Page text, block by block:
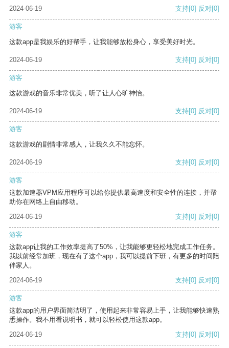
2024-06-19 支持[0] 反对[0]
游客
这款app是我娱乐的好帮手，让我能够放松身心，享受美好时光。
2024-06-19 支持[0] 反对[0]
游客
这款游戏的音乐非常优美，听了让人心旷神怡。
2024-06-19 支持[0] 反对[0]
游客
这款游戏的剧情非常感人，让我久久不能忘怀。
2024-06-19 支持[0] 反对[0]
游客
这款加速器VPM应用程序可以给你提供最高速度和安全性的连接，并帮
助你在网络上自由移动。
2024-06-19
支持[0] 反对[0]
游客
这款app让我的工作效率提高了50%，让我能够更轻松地完成工作任务。
我以前经常加班，现在有了这个app，我可以提前下班，有更多的时间陪
伴家人。
2024-06-19
支持[0] 反对[0]
游客
这款app的用户界面简洁明了，使用起来非常容易上手，让我能够快速熟
悉操作。我不用看说明书，就可以轻松使用这款app。
2024-06-19
支持[0] 反对[0]